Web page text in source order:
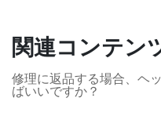
関連コンテン
修理に返品する場合、ヘ
ばいいですか？